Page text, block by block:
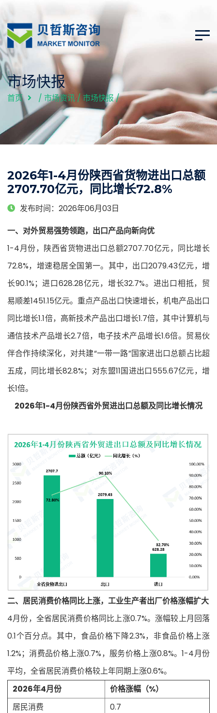
市场快报
首页 / 市场资讯/市场快报/
2026年1-4月份陕西省货物进出口总额
2707.70亿元，同比增长72.8%
发布时间：2026年06月03日
一、对外贸易强势领跑，出口产品向新向优
1-4月份，陕西省货物进出口总额2707.70亿元，同比增长
72.8%，增速稳居全国第一。其中，出口2079.43亿元，增
长90.1%；进口628.28亿元，增长32.7%。进出口相抵，贸
易顺差1451.15亿元。重点产品出口快速增长，机电产品出口
同比增长1.1倍，高新技术产品出口增长1.7倍，其中计算机与
通信技术产品增长2.7倍，电子技术产品增长1.6倍。贸易伙
伴合作持续深化，对共建“一带一路”国家进出口总额占比超
五成，同比增长82.8%；对东盟11国进出口555.67亿元，增
长1倍。
2026年1-4月份陕西省外贸进出口总额及同比增长情况
二、居民消费价格同比上涨，工业生产者出厂价格涨幅扩大
4月份，全省居民消费价格同比上涨0.7%。涨幅较上月回落
0.1个百分点。其中，食品价格下降2.3%，非食品价格上涨
1.2%；消费品价格上涨0.7%，服务价格上涨0.8%。1-4月份
平均，全省居民消费价格较上年同期上涨0.6%。
2026年4月份
价格涨幅（%）
居民消费
0.7